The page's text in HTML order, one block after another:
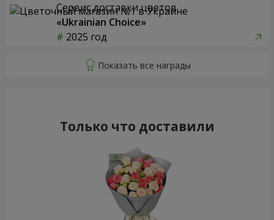
Сервис доставки цветов
«Ukrainian Choice»
2025 год
Только что доставили